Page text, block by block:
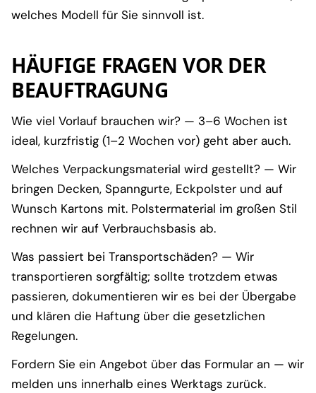
welches Modell für Sie sinnvoll ist.
HÄUFIGE FRAGEN VOR DER
BEAUFTRAGUNG
Wie viel Vorlauf brauchen wir? — 3–6 Wochen ist
ideal, kurzfristig (1–2 Wochen vor) geht aber auch.
Welches Verpackungsmaterial wird gestellt? — Wir
bringen Decken, Spanngurte, Eckpolster und auf
Wunsch Kartons mit. Polstermaterial im großen Stil
rechnen wir auf Verbrauchsbasis ab.
Was passiert bei Transportschäden? — Wir
transportieren sorgfältig; sollte trotzdem etwas
passieren, dokumentieren wir es bei der Übergabe
und klären die Haftung über die gesetzlichen
Regelungen.
Fordern Sie ein Angebot über das Formular an — wir
melden uns innerhalb eines Werktags zurück.